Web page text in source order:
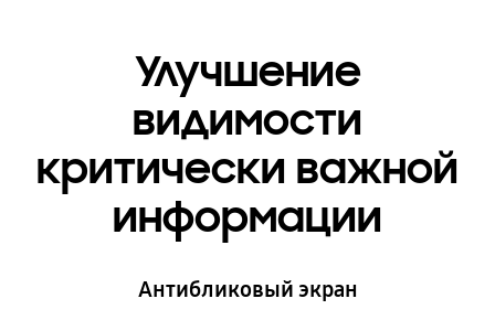
Улучшение
видимости
критически важной
информации
Антибликовый экран